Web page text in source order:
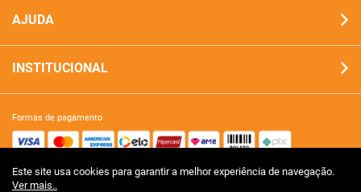
Este site usa cookies para garantir a melhor experiência de navegação.
Ver mais..
AJUDA
INSTITUCIONAL
formas de pagamento
site 100% seguro